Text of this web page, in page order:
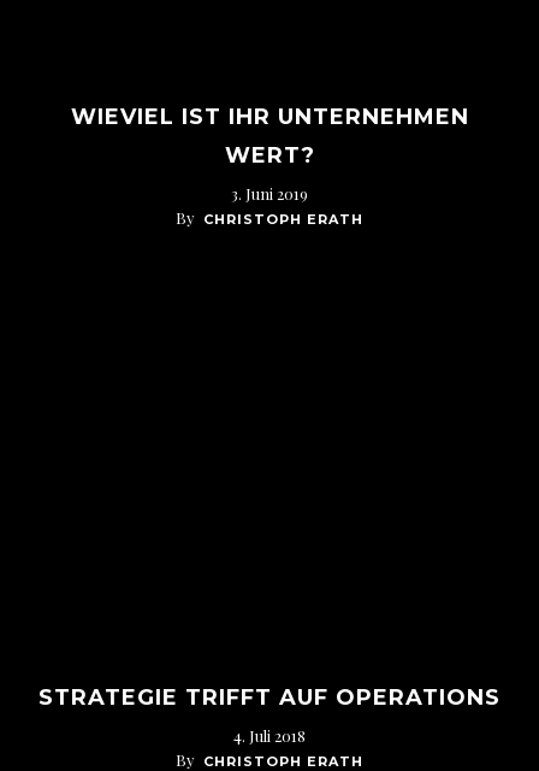
WIEVIEL IST IHR UNTERNEHMEN
WERT?
3. Juni 2019
By CHRISTOPH ERATH
STRATEGIE TRIFFT AUF OPERATIONS
4. Juli 2018
By CHRISTOPH ERATH